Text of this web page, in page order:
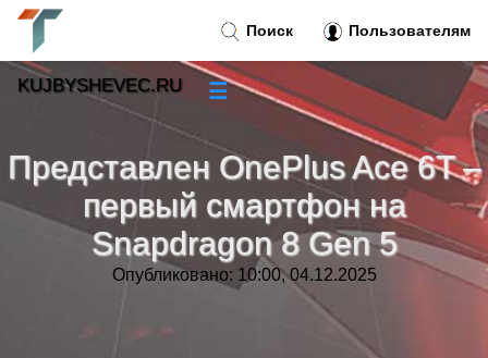
Представлен OnePlus Ace 6T –
первый смартфон на
Snapdragon 8 Gen 5
Опубликовано: 10:00, 04.12.2025
Поиск Пользователям
KUJBYSHEVEC.RU ☰
Новости»
Тренды новостей»
Рубрики»